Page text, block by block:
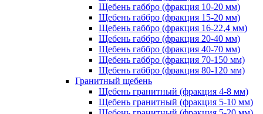
Щебень габбро (фракция 10-20 мм)
Щебень габбро (фракция 15-20 мм)
Щебень габбро (фракция 16-22,4 мм)
Щебень габбро (фракция 20-40 мм)
Щебень габбро (фракция 40-70 мм)
Щебень габбро (фракция 70-150 мм)
Щебень габбро (фракция 80-120 мм)
Гранитный щебень
Щебень гранитный (фракция 4-8 мм)
Щебень гранитный (фракция 5-10 мм)